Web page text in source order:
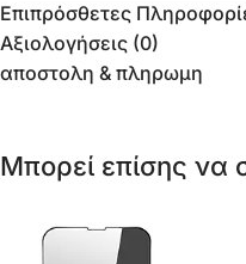
Επιπρόσθετες
Αξιολογήσεις (0)
αποστολη & πληρωμη
Μπορεί επίσης να